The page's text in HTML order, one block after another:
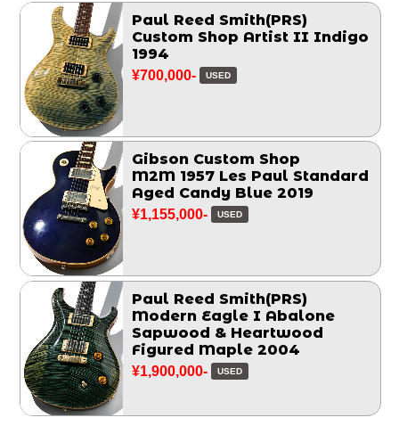
Paul Reed Smith(PRS)
Custom Shop Artist II Indigo
1994
¥700,000- USED
Gibson Custom Shop
M2M 1957 Les Paul Standard
Aged Candy Blue 2019
¥1,155,000- USED
Paul Reed Smith(PRS)
Modern Eagle I Abalone
Sapwood & Heartwood
Figured Maple 2004
¥1,900,000- USED